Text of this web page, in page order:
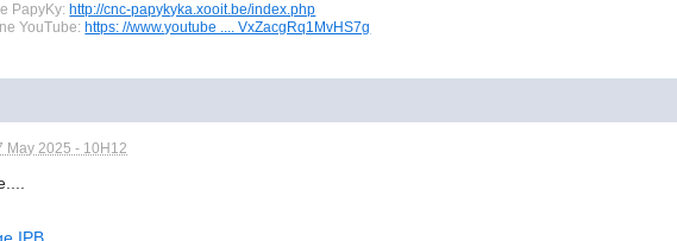
PapyKy: http://cnc-papykyka.xooit.be/index.php
YouTube: https: //www.youtube .... VxZacgRq1MvHS7g
May 2025 - 10H12